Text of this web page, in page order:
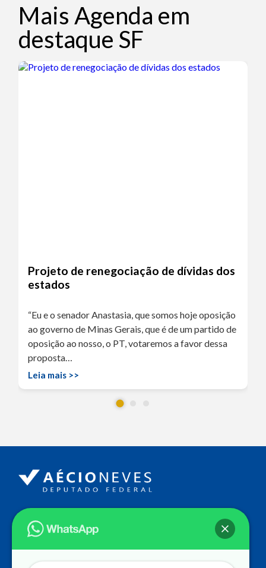
Mais Agenda em
destaque SF
Projeto de renegociação de dívidas dos
estados
“Eu e o senador Anastasia, que somos hoje oposição
ao governo de Minas Gerais, que é de um partido de
oposição ao nosso, o PT, votaremos a favor dessa
proposta…
Leia mais >>
Endereço
Câmara dos Deputados
Ed. Principal, Ala C – Gabinete
Contato